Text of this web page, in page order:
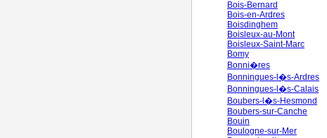
Bois-Bernard
Bois-en-Ardres
Boisdinghem
Boisleux-au-Mont
Boisleux-Saint-Marc
Bomy
Bonni�res
Bonningues-l�s-Ardres
Bonningues-l�s-Calais
Boubers-l�s-Hesmond
Boubers-sur-Canche
Bouin
Boulogne-sur-Mer